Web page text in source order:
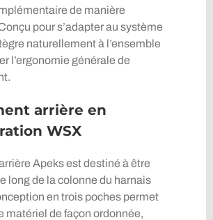
de manière
pour s’adapter au système
naturellement à l’ensemble
l’ergonomie générale de
arrière en
WSX
Apeks est destiné à être
long de la colonne du harnais
en trois poches permet
matériel de façon ordonnée,